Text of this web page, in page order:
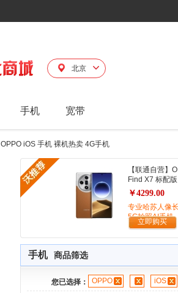
北京
手机 宽带
OPPO iOS 手机 裸机热卖 4G手机
【联通自营】
Find X7 标配版
￥4299.00
专业哈苏人像
5G拍照AI手机
立即购买
手机 商品筛选
您已选择： OPPO iOS